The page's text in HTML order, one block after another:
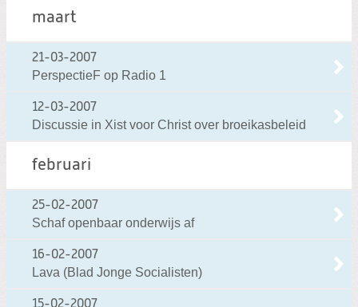
maart
21-03-2007
PerspectieF op Radio 1
12-03-2007
Discussie in Xist voor Christ over broeikasbeleid
februari
25-02-2007
Schaf openbaar onderwijs af
16-02-2007
Lava (Blad Jonge Socialisten)